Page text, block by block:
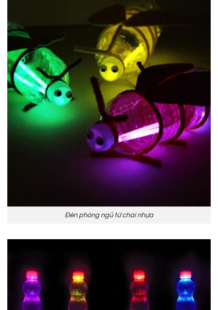
Đèn phòng ngủ từ chai nhựa